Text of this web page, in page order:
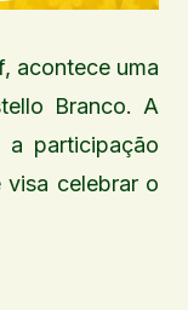
acontece uma
Branco. A
a participação
celebrar o